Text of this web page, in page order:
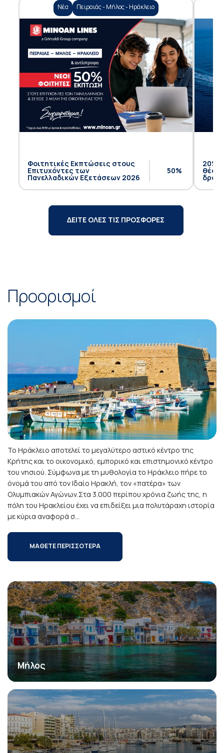
Νέα Πειραιάς - Μήλος - Ηράκλειο
Φοιτητικές Εκπτώσεις στους
Επιτυχόντες των
Πανελλαδικών Εξετάσεων 2026
50%
20%
θέση
ΔΕΙΤΕ ΟΛΕΣ ΤΙΣ ΠΡΟΣΦΟΡΕΣ
Προορισμοί
Το Ηράκλειο αποτελεί το μεγαλύτερο αστικό κέντρο της
Κρήτης και το οικονομικό, εμπορικό και επιστημονικό κέντρο
του νησιού. Σύμφωνα με τη μυθολογία το Ηράκλειο πήρε το
όνομά του από τον Ιδαίο Ηρακλή, τον «πατέρα» των
Ολυμπιακών Αγώνων.Στα 3.000 περίπου χρόνια ζωής της, η
πόλη του Ηρακλείου έχει να επιδείξει μια πολυτάραχη ιστορία
με κύρια αναφορά σ...
ΜΑΘΕΤΕ ΠΕΡΙΣΣΟΤΕΡΑ
Μήλος